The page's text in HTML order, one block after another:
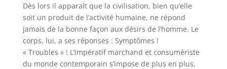
Dès lors il apparaît que la civilisation, bien qu’elle
soit un produit de l’activité humaine, ne répond
jamais de la bonne façon aux désirs de l’homme. Le
corps, lui, a ses réponses : Symptômes !
« Troubles » ! L’impératif marchand et consumériste
du monde contemporain s’impose de plus en plus,